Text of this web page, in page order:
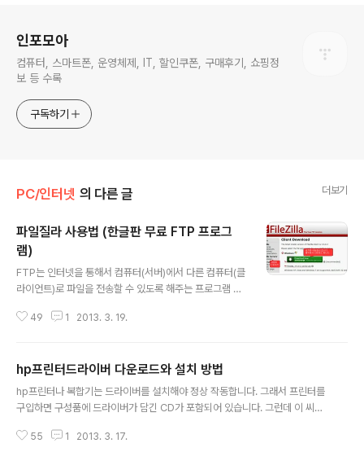
인포모아
컴퓨터, 스마트폰, 운영체제, IT, 할인쿠폰, 구매후기, 쇼핑정
보 등 수록
구독하기
PC/인터넷 의 다른 글 더보기
파일질라 사용법 (한글판 무료 FTP 프로그
램)
FTP는 인터넷을 통해서 컴퓨터(서버)에서 다른 컴퓨터(클
라이언트)로 파일을 전송할 수 있도록 해주는 프로그램 입
연결 없이도 파일을 전송할 수 있습니다. FTP 란? http://
FTP와 파일질라가 있습니다만 오늘은 개인 뿐만 아니라
기업에서도 무료로 사용할 수 있는 공개 소프트웨어인 파
일질라의 설치와 사용법에 대해 알아보겠습니다. 파일질라
주되는 무료 FTP프로그램입니다. 그리고 외국산 이지만
49 1 2013. 3. 19.
hp프린터드라이버 다운로드와 설치 방법
hp프린터나 복합기는 드라이버를 설치해야 정상 작동합니다. 그래서 프린터를
구입하면 구성품에 드라이버가 담긴 CD가 포함되어 있습니다. 그런데 이 씨디
이럴때는 HP 홈페이지 에서 hp프린터, 복합기 제품명을 입력하면 간단하게 드
55 1 2013. 3. 17.